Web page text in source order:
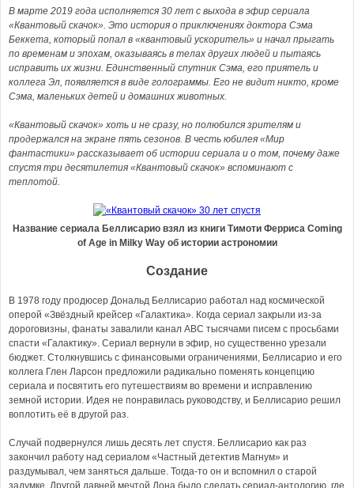
В марте 2019 года исполняется 30 лет с выхода в эфир сериала
«Квантовый скачок». Это история о приключениях доктора Сэма
Беккета, который попал в «квантовый ускоритель» и начал прыгать
по временам и эпохам, оказываясь в телах других людей и пытаясь
исправить их жизни. Единственный спутник Сэма, его приятель и
коллега Эл, появляется в виде голограммы. Его не видит никто, кроме
Сэма, маленьких детей и домашних животных.
«Квантовый скачок» хоть и не сразу, но полюбился зрителям и
продержался на экране пять сезонов. В честь юбилея «Мир
фантастики» рассказывает об истории сериала и о том, почему даже
спустя три десятилетия «Квантовый скачок» вспоминают с
теплотой.
Название сериала Беллисарио взял из книги Тимоти Ферриса Coming
of Age in Milky Way об истории астрономии
Создание
В 1978 году продюсер Дональд Беллисарио работал над космической
оперой «Звёздный крейсер «Галактика». Когда сериал закрыли из-за
дороговизны, фанаты завалили канал ABC тысячами писем с просьбами
спасти «Галактику». Сериал вернули в эфир, но существенно урезали
бюджет. Столкнувшись с финансовыми ограничениями, Беллисарио и его
коллега Глен Ларсон предложили радикально поменять концепцию
сериала и посвятить его путешествиям во времени и исправлению
земной истории. Идея не понравилась руководству, и Беллисарио решил
воплотить её в другой раз.
Случай подвернулся лишь десять лет спустя. Беллисарио как раз
закончил работу над сериалом «Частный детектив Магнум» и
раздумывал, чем заняться дальше. Тогда-то он и вспомнил о старой
задумке. Другой давней мечтой Дона было сделать сериал-антологию, где